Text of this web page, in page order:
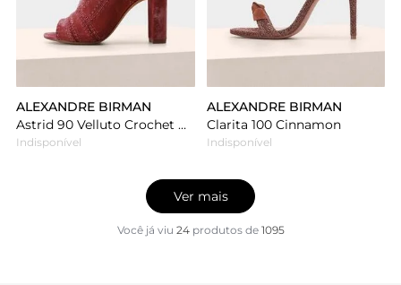
ALEXANDRE BIRMAN
Astrid 90 Velluto Crochet Dusty Rose
Indisponível
ALEXANDRE BIRMAN
Clarita 100 Cinnamon
Indisponível
Ver mais
Você já viu 24 produtosde 1095